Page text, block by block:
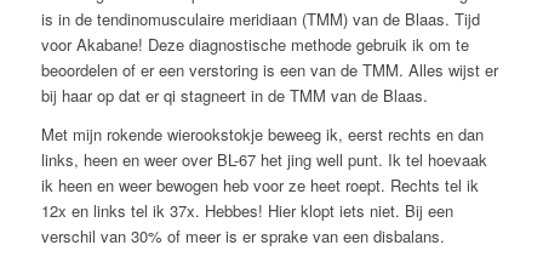
is in de tendinomusculaire meridiaan (TMM) van de Blaas. Tijd
voor Akabane! Deze diagnostische methode gebruik ik om te
beoordelen of er een verstoring is een van de TMM. Alles wijst er
bij haar op dat er qi stagneert in de TMM van de Blaas.
Met mijn rokende wierookstokje beweeg ik, eerst rechts en dan
links, heen en weer over BL-67 het jing well punt. Ik tel hoevaak
ik heen en weer bewogen heb voor ze heet roept. Rechts tel ik
12x en links tel ik 37x. Hebbes! Hier klopt iets niet. Bij een
verschil van 30% of meer is er sprake van een disbalans.